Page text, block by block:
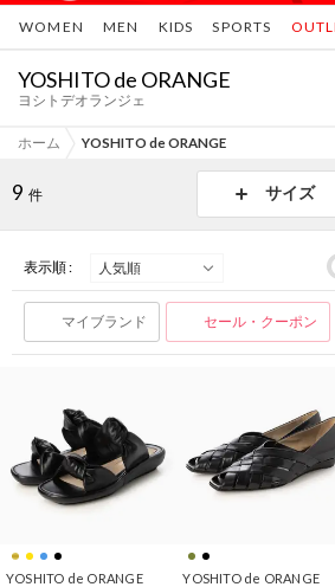
WOMEN MEN KIDS SPORTS
YOSHITO de ORANGE
ヨシトデオランジェ
ホーム YOSHITO de ORANGE
9 件 サイズ
表示順 :
マイブランド セール・クーポン
YOSHITO de ORANGE YOSHITO de ORANGE